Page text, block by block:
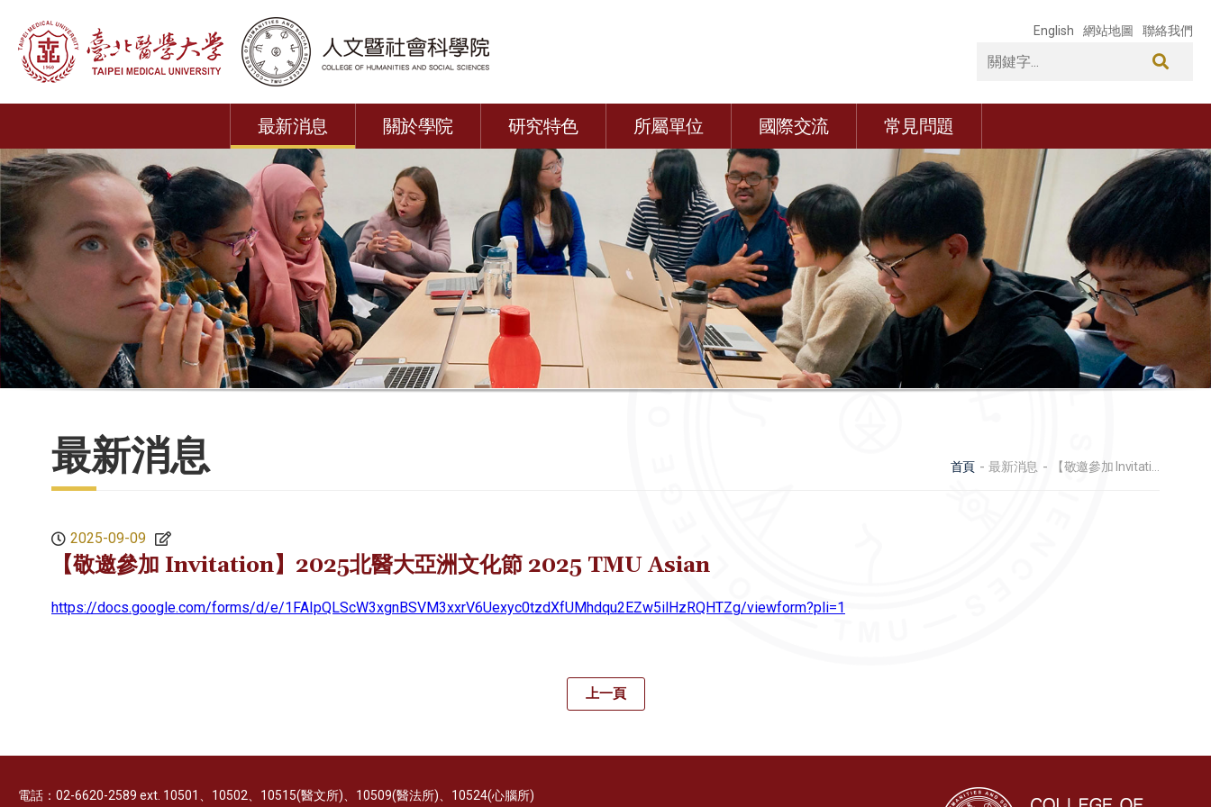
English 網站地圖 聯絡我們
最新消息 關於學院 研究特色 所屬單位 國際交流 常見問題
最新消息 首頁 最新消息
2025-09-09
【敬邀參加 Invitation】2025北醫大亞洲文化節 2025 TMU Asian
https://docs.google.com/forms/d/e/1FAIpQLScW3xgnBSVM3xxrV6Uexyc0tzdXfUMhdqu2EZw5ilHzRQHTZg/viewform?pli=1
上一頁
電話：02-6620-2589 ext. 10501、10502、10515(醫文所)、10509(醫法所)、10524(心腦所)